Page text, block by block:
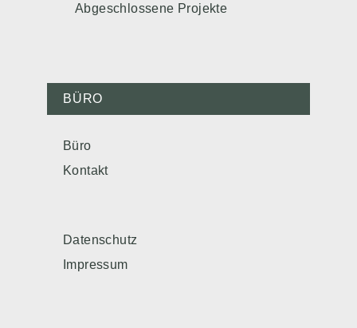
Abgeschlossene Projekte
BÜRO
Büro
Kontakt
Datenschutz
Impressum